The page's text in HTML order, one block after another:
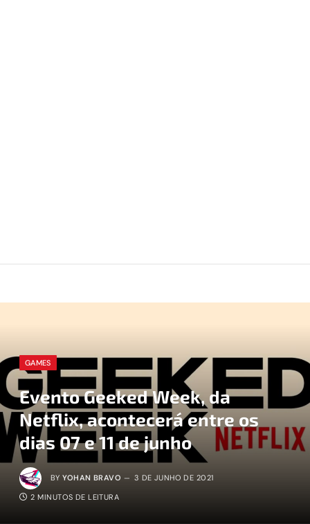
GAMES
Evento Geeked Week, da
Netflix, acontecerá entre os
dias 07 e 11 de junho
BY YOHAN BRAVO 3 DE JUNHO DE 2021
2 MINUTOS DE LEITURA